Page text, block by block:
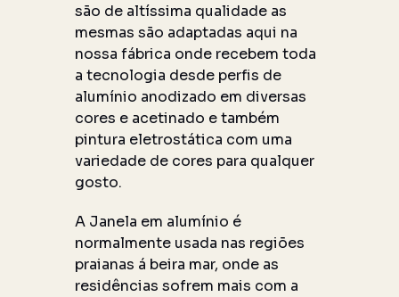
são de altíssima qualidade as
mesmas são adaptadas aqui na
nossa fábrica onde recebem toda
a tecnologia desde perfis de
alumínio anodizado em diversas
cores e acetinado e também
pintura eletrostática com uma
variedade de cores para qualquer
gosto.
A Janela em alumínio é
normalmente usada nas regiões
praianas á beira mar, onde as
residências sofrem mais com a